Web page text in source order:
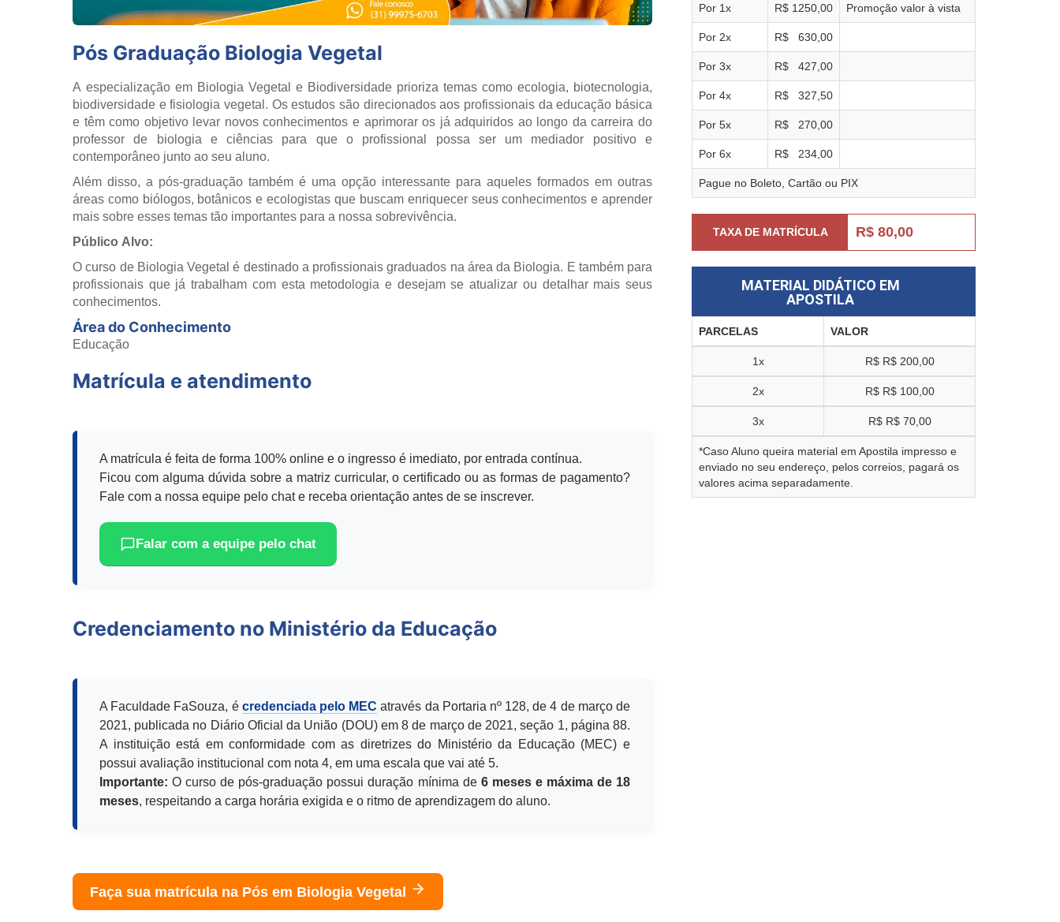
Pós Graduação Biologia Vegetal
A especialização em Biologia Vegetal e Biodiversidade prioriza temas como ecologia, biotecnologia,
biodiversidade e fisiologia vegetal. Os estudos são direcionados aos profissionais da educação básica
e têm como objetivo levar novos conhecimentos e aprimorar os já adquiridos ao longo da carreira do
professor de biologia e ciências para que o profissional possa ser um mediador positivo e
contemporâneo junto ao seu aluno.
Além disso, a pós-graduação também é uma opção interessante para aqueles formados em outras
áreas como biólogos, botânicos e ecologistas que buscam enriquecer seus conhecimentos e aprender
mais sobre esses temas tão importantes para a nossa sobrevivência.
Público Alvo:
O curso de Biologia Vegetal é destinado a profissionais graduados na área da Biologia. E também para
profissionais que já trabalham com esta metodologia e desejam se atualizar ou detalhar mais seus
conhecimentos.
Área do Conhecimento
Educação
Matrícula e atendimento
A matrícula é feita de forma 100% online e o ingresso é imediato, por entrada contínua.
Ficou com alguma dúvida sobre a matriz curricular, o certificado ou as formas de pagamento?
Fale com a nossa equipe pelo chat e receba orientação antes de se inscrever.
Falar com a equipe pelo chat
Credenciamento no Ministério da Educação
A Faculdade FaSouza, é credenciada pelo MEC através da Portaria nº 128, de 4 de março de
2021, publicada no Diário Oficial da União (DOU) em 8 de março de 2021, seção 1, página 88.
A instituição está em conformidade com as diretrizes do Ministério da Educação (MEC) e
possui avaliação institucional com nota 4, em uma escala que vai até 5.
Importante: O curso de pós-graduação possui duração mínima de 6 meses e máxima de 18
meses, respeitando a carga horária exigida e o ritmo de aprendizagem do aluno.
Faça sua matrícula na Pós em Biologia Vegetal
Por 1x R$ 1250,00 Promoção valor à vista
Por 2x R$ 630,00
Por 3x R$ 427,00
Por 4x R$ 327,50
Por 5x R$ 270,00
Por 6x R$ 234,00
Pague no Boleto, Cartão ou PIX
TAXA DE MATRÍCULA R$ 80,00
MATERIAL DIDÁTICO EM
APOSTILA
PARCELAS VALOR
1x R$ R$ 200,00
2x R$ R$ 100,00
3x R$ R$ 70,00
*Caso Aluno queira material em Apostila impresso e
enviado no seu endereço, pelos correios, pagará os
valores acima separadamente.